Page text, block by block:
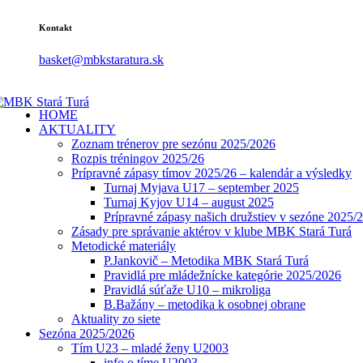
Kontakt
basket@mbkstaratura.sk
HOME
AKTUALITY
Zoznam trénerov pre sezónu 2025/2026
Rozpis tréningov 2025/26
Prípravné zápasy tímov 2025/26 – kalendár a výsledky
Turnaj Myjava U17 – september 2025
Turnaj Kyjov U14 – august 2025
Prípravné zápasy našich družstiev v sezóne 2025/
Zásady pre správanie aktérov v klube MBK Stará Turá
Metodické materiály
P.Jankovič – Metodika MBK Stará Turá
Pravidlá pre mládežnícke kategórie 2025/2026
Pravidlá súťaže U10 – mikroliga
B.Bažány – metodika k osobnej obrane
Aktuality zo siete
Sezóna 2025/2026
Tím U23 – mladé ženy U2003